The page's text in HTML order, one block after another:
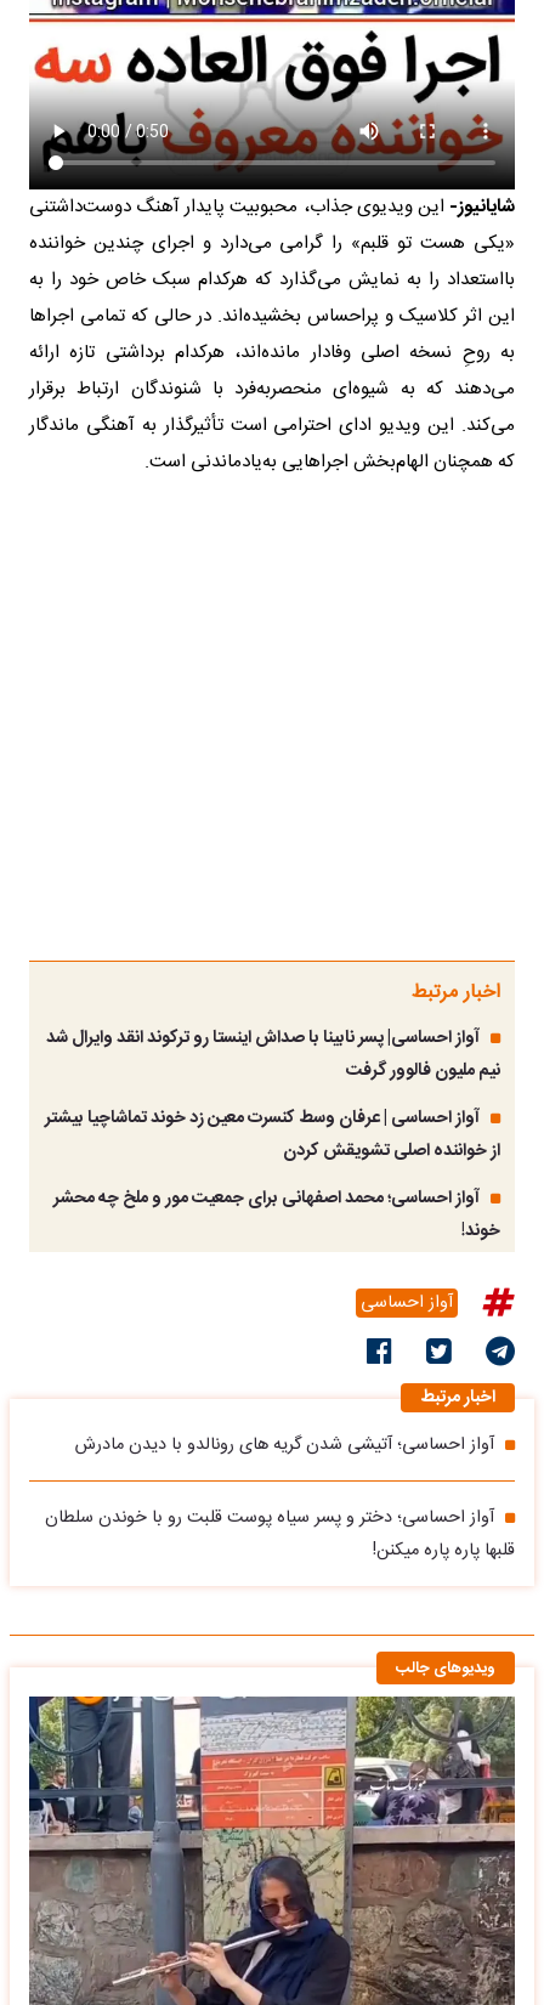
شایانیوز- این ویدیوی جذاب، محبوبیت پایدار آهنگ دوست‌داشتنی
«یکی هست تو قلبم» را گرامی می‌دارد و اجرای چندین خواننده
بااستعداد را به نمایش می‌گذارد که هرکدام سبک خاص خود را به
این اثر کلاسیک و پراحساس بخشیده‌اند. در حالی که تمامی اجراها
به روحِ نسخه اصلی وفادار مانده‌اند، هرکدام برداشتی تازه ارائه
می‌دهند که به شیوه‌ای منحصر‌به‌فرد با شنوندگان ارتباط برقرار
می‌کند. این ویدیو ادای احترامی است تأثیرگذار به آهنگی ماندگار
که همچنان الهام‌بخش اجراهایی به‌یادماندنی است.
اخبار مرتبط
آواز احساسی| پسر نابینا با صداش اینستا رو ترکوند انقد وایرال شد
نیم ملیون فالوور گرفت
آواز احساسی | عرفان وسط کنسرت معین زد خوند تماشاچیا بیشتر
از خواننده اصلی تشویقش کردن
آواز احساسی؛ محمد اصفهانی برای جمعیت مور و ملخ چه محشر
خوند!
آواز احساسی
اخبار مرتبط
آواز احساسی؛ آتیشی شدن گریه های رونالدو با دیدن مادرش
آواز احساسی؛ دختر و پسر سیاه پوست قلبت رو با خوندن سلطان
قلبها پاره پاره میکنن!
ویدیوهای جالب